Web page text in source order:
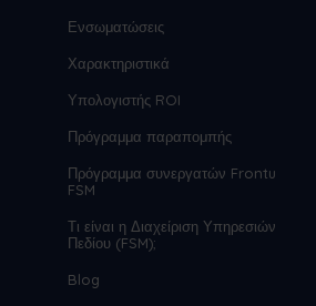
Ενσωματώσεις
Χαρακτηριστικά
Υπολογιστής ROI
Πρόγραμμα παραπομπής
Πρόγραμμα συνεργατών Frontu
FSM
Τι είναι η Διαχείριση Υπηρεσιών
Πεδίου (FSM);
Blog